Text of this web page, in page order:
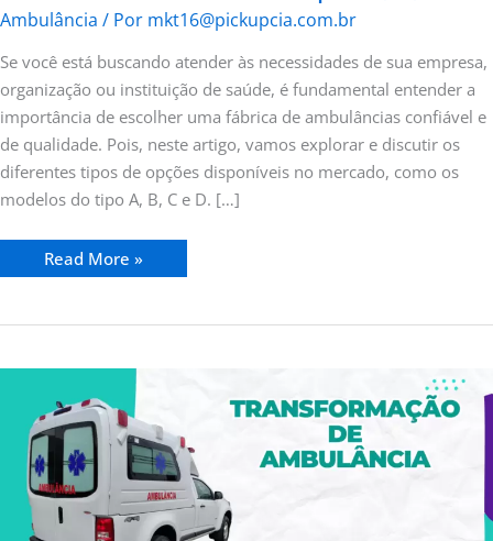
Ambulância / Por mkt16@pickupcia.com.br
Se você está buscando atender às necessidades de sua empresa,
organização ou instituição de saúde, é fundamental entender a
importância de escolher uma fábrica de ambulâncias confiável e
de qualidade. Pois, neste artigo, vamos explorar e discutir os
diferentes tipos de opções disponíveis no mercado, como os
modelos do tipo A, B, C e D. […]
Read More »
Transformação
Ambulância
Chevrolet
S10
Cabine
Simples
e
S10
Cabine
Dupla